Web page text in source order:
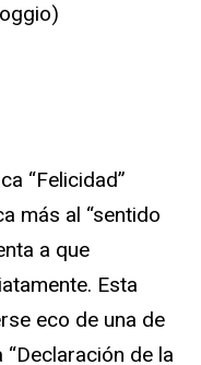
“Felicidad”
más al “sentido
a que
Esta
eco de una de
de la